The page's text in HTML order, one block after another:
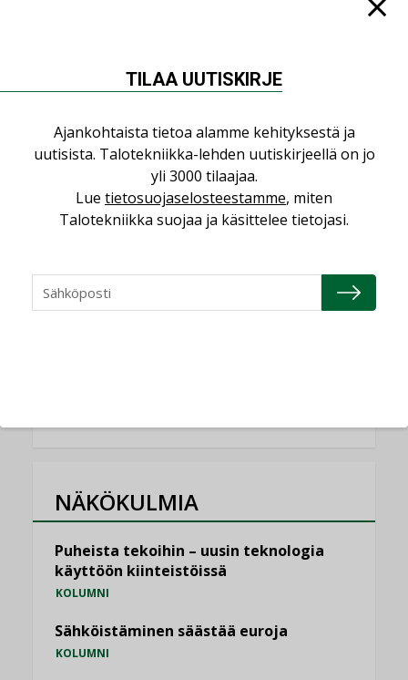
saman katon alle”
AJANKOHTAISTA
Sähköistyminen kasvaa voimakkaasti:
”Tulevat kilpailuedut syntyvät, kun
erilliset teknologiat tuodaan yhteen”
AJANKOHTAISTA,TILAAJILLE
Puutteellinen eristys lisää lämpöhäviöitä
Kaivamattomat menetelmät
vakiinnuttavat asemansa taloyhtiöissä
NÄKÖKULMIA
Puheista tekoihin – uusin teknologia
käyttöön kiinteistöissä
KOLUMNI
Sähköistäminen säästää euroja
KOLUMNI
TILAA UUTISKIRJE
Ajankohtaista tietoa alamme kehityksestä ja
uutisista. Talotekniikka-lehden uutiskirjeellä on jo
yli 3000 tilaajaa.
Lue tietosuojaselosteestamme, miten
Talotekniikka suojaa ja käsittelee tietojasi.